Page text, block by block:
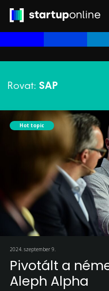
Rovat: SAP
Hot topic
2024. szeptember 9.
Pivotált a
Aleph Alpha